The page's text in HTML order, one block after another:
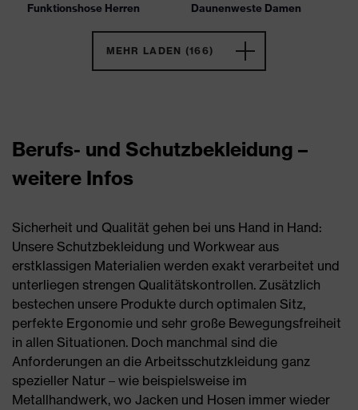
Funktionshose Herren
Daunenweste Damen
MEHR LADEN (166)
Berufs- und Schutzbekleidung –
weitere Infos
Sicherheit und Qualität gehen bei uns Hand in Hand:
Unsere Schutzbekleidung und Workwear aus
erstklassigen Materialien werden exakt verarbeitet und
unterliegen strengen Qualitätskontrollen. Zusätzlich
bestechen unsere Produkte durch optimalen Sitz,
perfekte Ergonomie und sehr große Bewegungsfreiheit
in allen Situationen. Doch manchmal sind die
Anforderungen an die Arbeitsschutzkleidung ganz
spezieller Natur – wie beispielsweise im
Metallhandwerk, wo Jacken und Hosen immer wieder